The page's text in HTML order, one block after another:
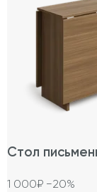
Стол
1 000₽ −20%